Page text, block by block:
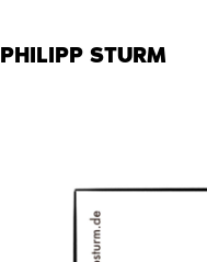
PHILIPP STURM